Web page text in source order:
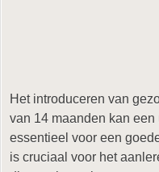
Het introduceren van
van 14 maanden kan
essentieel voor een
is cruciaal voor het